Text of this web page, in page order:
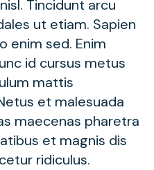
Tincidunt arcu
ut etiam. Sapien
enim sed. Enim
id cursus metus
mattis
et malesuada
maecenas pharetra
et magnis dis
ridiculus.